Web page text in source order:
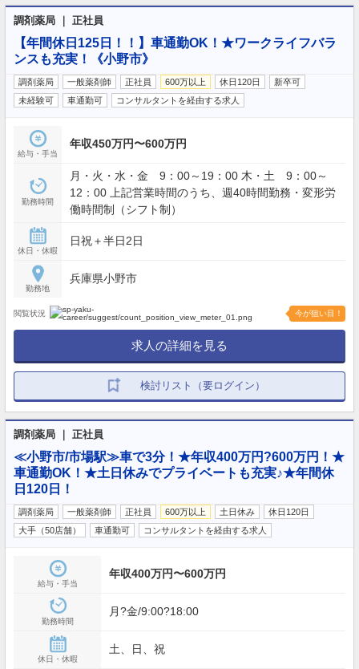
調剤薬局 ｜ 正社員
【年間休日125日！！】車通勤OK！★ワークライフバラ
ンスも充実！《小野市》
調剤薬局 一般薬剤師 正社員 600万以上 休日120日
新卒可
未経験可
車通勤可 コンサルタントを経由する求人
給与・手当
年収450万円〜600万円
勤務時間
月・火・水・金 9：00～19：00 木・土 9：00～
12：00 上記営業時間のうち、週40時間勤務・変形労
働時間制（シフト制）
休日・休暇
日祝＋半日2日
勤務地
兵庫県小野市
閲覧状況 今が狙い目！
求人の詳細を見る
検討リスト（要ログイン）
調剤薬局 ｜ 正社員
≪小野市/市場駅≫車で3分！★年収400万円?600万円！★
車通勤OK！★土日休みでプライベートも充実♪★年間休
日120日！
調剤薬局 一般薬剤師 正社員 600万以上 土日休み
休日120日
大手（50店舗）
車通勤可 コンサルタントを経由する求人
給与・手当
年収400万円〜600万円
勤務時間
月?金/9:00?18:00
休日・休暇
土、日、祝